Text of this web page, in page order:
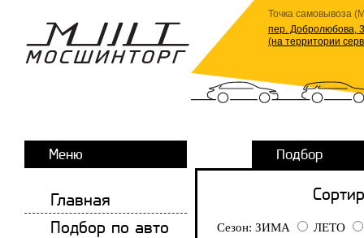
Точка самовывоза
пер. Добролюбова,
(на территории
Меню
Главная
Подбор по авто
Подбор
Сезон: ЗИМА ЛЕТО